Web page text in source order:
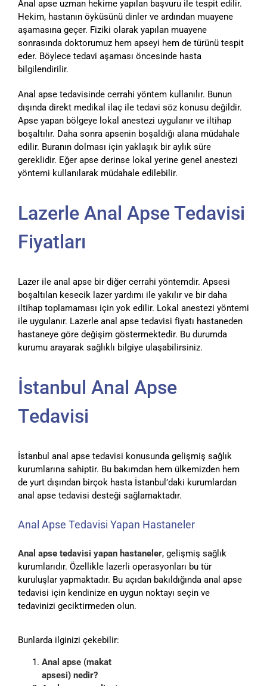
Anal apse uzman hekime yapılan başvuru ile tespit edilir.
Hekim, hastanın öyküsünü dinler ve ardından muayene
aşamasına geçer. Fiziki olarak yapılan muayene
sonrasında doktorumuz hem apseyi hem de türünü tespit
eder. Böylece tedavi aşaması öncesinde hasta
bilgilendirilir.
Anal apse tedavisinde cerrahi yöntem kullanılır. Bunun
dışında direkt medikal ilaç ile tedavi söz konusu değildir.
Apse yapan bölgeye lokal anestezi uygulanır ve iltihap
boşaltılır. Daha sonra apsenin boşaldığı alana müdahale
edilir. Buranın dolması için yaklaşık bir aylık süre
gereklidir. Eğer apse derinse lokal yerine genel anestezi
yöntemi kullanılarak müdahale edilebilir.
Lazerle Anal Apse Tedavisi
Fiyatları
Lazer ile anal apse bir diğer cerrahi yöntemdir. Apsesi
boşaltılan kesecik lazer yardımı ile yakılır ve bir daha
iltihap toplamaması için yok edilir. Lokal anestezi yöntemi
ile uygulanır. Lazerle anal apse tedavisi fiyatı hastaneden
hastaneye göre değişim göstermektedir. Bu durumda
kurumu arayarak sağlıklı bilgiye ulaşabilirsiniz.
İstanbul Anal Apse
Tedavisi
İstanbul anal apse tedavisi konusunda gelişmiş sağlık
kurumlarına sahiptir. Bu bakımdan hem ülkemizden hem
de yurt dışından birçok hasta İstanbul’daki kurumlardan
anal apse tedavisi desteği sağlamaktadır.
Anal Apse Tedavisi Yapan Hastaneler
Anal apse tedavisi yapan hastaneler, gelişmiş sağlık
kurumlarıdır. Özellikle lazerli operasyonları bu tür
kuruluşlar yapmaktadır. Bu açıdan bakıldığında anal apse
tedavisi için kendinize en uygun noktayı seçin ve
tedavinizi geciktirmeden olun.
Bunlarda ilginizi çekebilir:
Anal apse (makat
apsesi) nedir?